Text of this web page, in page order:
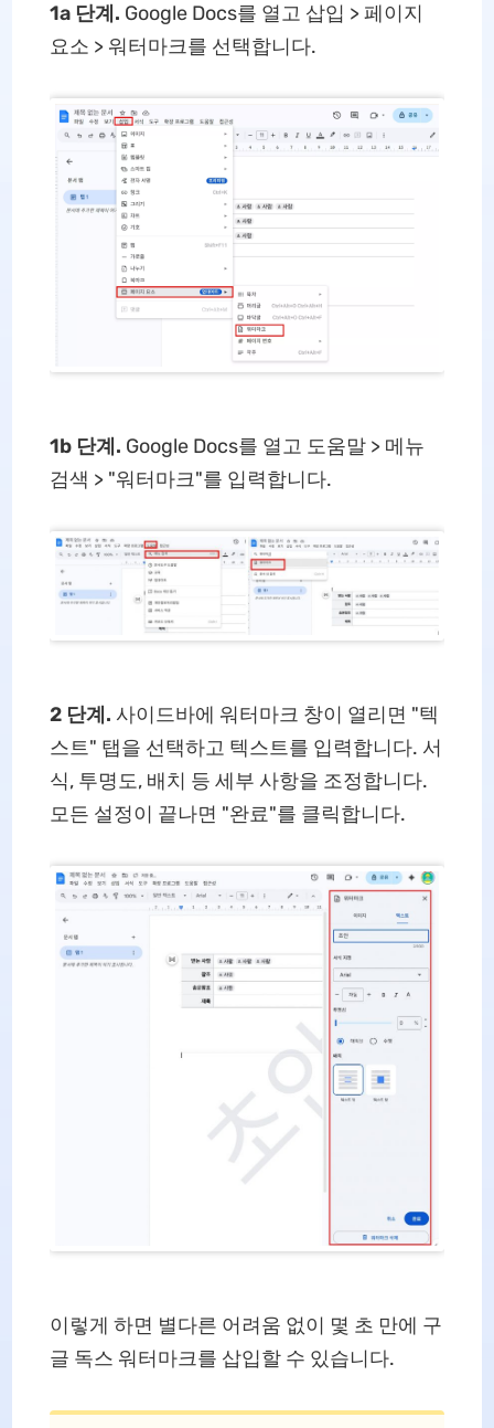
1a 단계. Google Docs를 열고 삽입 > 페이지
요소 > 워터마크를 선택합니다.
1b 단계. Google Docs를 열고 도움말 > 메뉴
검색 > "워터마크"를 입력합니다.
2 단계. 사이드바에 워터마크 창이 열리면 "텍
스트" 탭을 선택하고 텍스트를 입력합니다. 서
식, 투명도, 배치 등 세부 사항을 조정합니다.
모든 설정이 끝나면 "완료"를 클릭합니다.
이렇게 하면 별다른 어려움 없이 몇 초 만에 구
글 독스 워터마크를 삽입할 수 있습니다.